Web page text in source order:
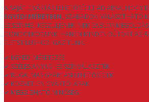
A SAJÁT GYÁRTÁS LEHETŐSÉGET AD ARRA, HOGY
EGYEDI MÉRETBEN, SZABADON VÁLASZTHATÓ
ÉS SZÍNNEL KÉSZÜLJENEK. NEM
GONDOLKODUNK, HANEM MINDEN BÚTORT AZ
ÉLETSTÍLUSHOZ IGAZÍTUNK.
✔ EGYEDI MÉRETEZÉS
✔ SZÉLES ANYAG- ÉS SZÍNVÁLASZTÉK
✔ RUGALMAS GYÁRTÁSI LEHETŐSÉGEK
✔ KÖZVETLEN GYÁRTÓI ÁRAK
✔ MEGBÍZHATÓ MINŐSÉG